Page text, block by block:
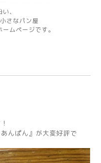
、
さなパン屋
ムページです。
んぱん』が大変好評で